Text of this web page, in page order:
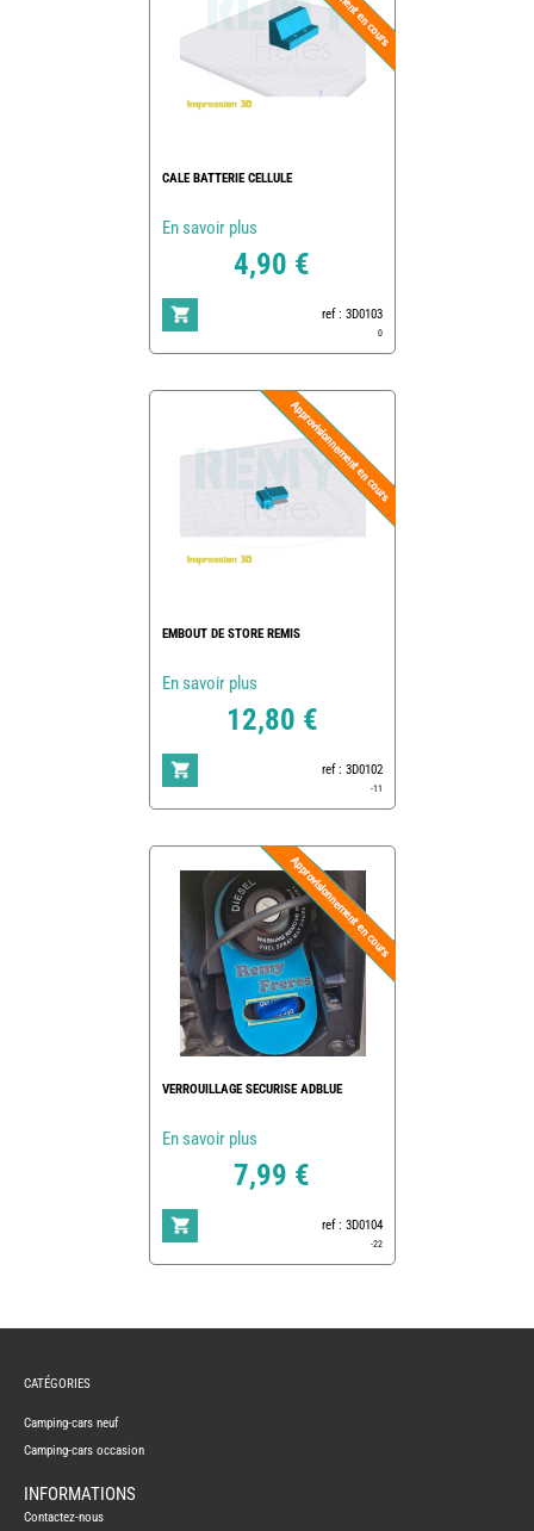
CALE BATTERIE CELLULE
En savoir plus
4,90 €
ref : 3D0103
0
EMBOUT DE STORE REMIS
En savoir plus
12,80 €
ref : 3D0102
-11
VERROUILLAGE SECURISE ADBLUE
En savoir plus
7,99 €
ref : 3D0104
-22
CAMPING-
NEUFS
CAMPING-
CAMPING-
CATÉGORIES
Camping-cars neuf
Camping-cars occasion
INFORMATIONS
Contactez-nous